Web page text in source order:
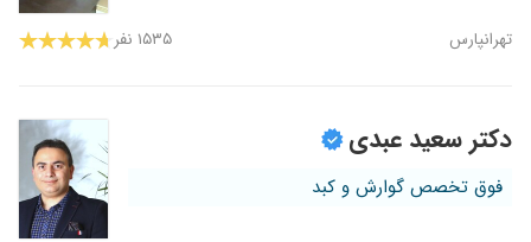
تهرانپارس ۱۵۳۵ نفر
دکتر سعید عبدی
فوق تخصص گوارش و کبد